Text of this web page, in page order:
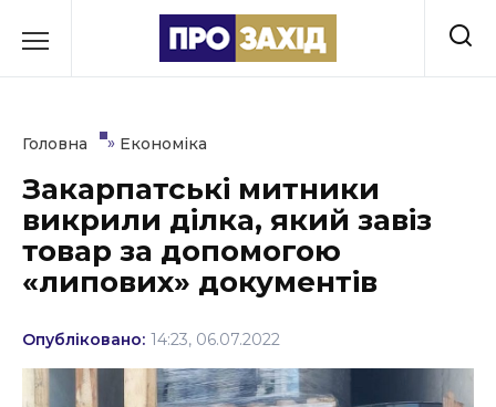
до
Культура
Освіта
Політика
Головна » Економіка
Закарпатські митники
викрили ділка, який завіз
товар за допомогою
«липових» документів
Опубліковано: 14:23, 06.07.2022